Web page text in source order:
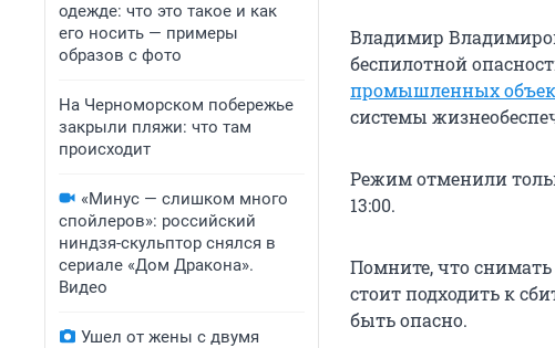
одежде: что это такое и как
его носить — примеры
образов с фото
На Черноморском побережье
закрыли пляжи: что там
происходит
«Минус — слишком много
спойлеров»: российский
ниндзя-скульптор снялся в
сериале «Дом Дракона».
Видео
Ушел от жены с двумя
Владимир
беспилотной
промышленных
системы
Режим отменили
13:00.
Помните, что
стоит подходить к
быть опасно.